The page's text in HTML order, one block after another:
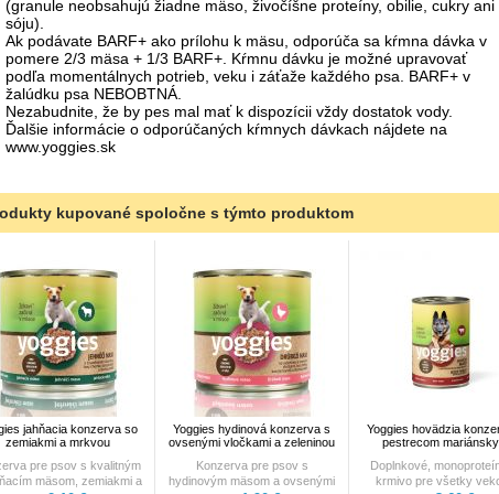
(granule neobsahujú žiadne mäso, živočíšne proteíny, obilie, cukry ani
sóju).
Ak podávate BARF+ ako prílohu k mäsu, odporúča sa kŕmna dávka v
pomere 2/3 mäsa + 1/3 BARF+. Kŕmnu dávku je možné upravovať
podľa momentálnych potrieb, veku i záťaže každého psa. BARF+ v
žalúdku psa NEBOBTNÁ.
Nezabudnite, že by pes mal mať k dispozícii vždy dostatok vody.
Ďalšie informácie o odporúčaných kŕmnych dávkach nájdete na
www.yoggies.sk
kupované spoločne s týmto produktom
jahňacia konzerva so
zemiakmi a mrkvou
pre psov s kvalitným
mäsom, zemiakmi a
Yoggies hydinová konzerva s
ovsenými vločkami a zeleninou
Konzerva pre psov s
hydinovým mäsom a ovsenými
Yoggies hovädzia
pestrecom
Doplnkové,
krmivo pre všetky